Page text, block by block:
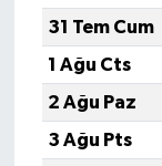
31 Tem Cum
1 Ağu Cts
2 Ağu Paz
3 Ağu Pts